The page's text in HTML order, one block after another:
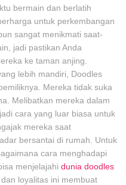
bermain dan berlatih
untuk perkembangan
sangat menikmati saat-
jadi pastikan Anda
ke taman anjing.
lebih mandiri, Doodles
Mereka tidak suka
Melibatkan mereka dalam
cara yang luar biasa untuk
mereka saat
bersantai di rumah. Untuk
cara menghadapi
menjelajahi dunia doodles
loyalitas ini membuat